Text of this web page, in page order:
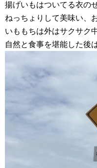
揚げいもはついてる衣の
ねっちょりして美味い、
いももちは外はサクサク
自然と食事を堪能した後